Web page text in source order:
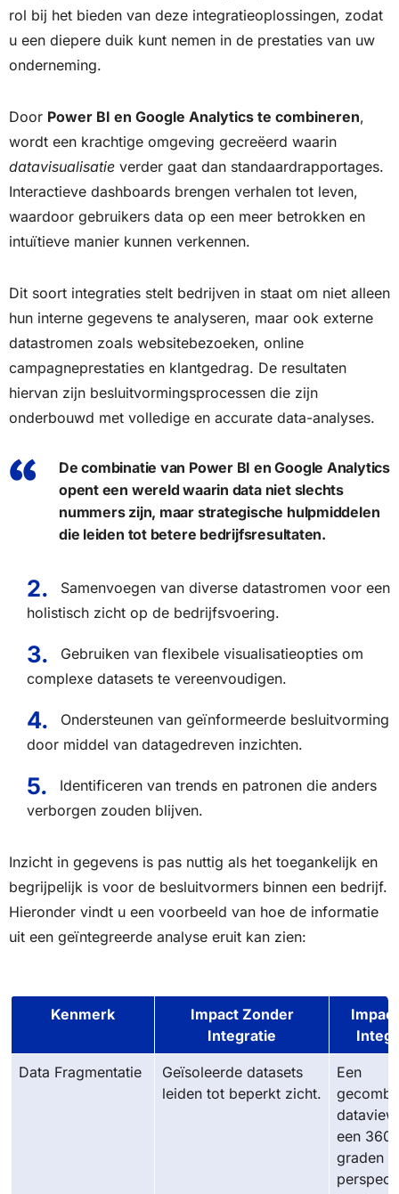
rol bij het bieden van deze integratieoplossingen, zodat
u een diepere duik kunt nemen in de prestaties van uw
onderneming.
Door Power BI en Google Analytics te combineren,
wordt een krachtige omgeving gecreëerd waarin
datavisualisatie verder gaat dan standaardrapportages.
Interactieve dashboards brengen verhalen tot leven,
waardoor gebruikers data op een meer betrokken en
intuïtieve manier kunnen verkennen.
Dit soort integraties stelt bedrijven in staat om niet alleen
hun interne gegevens te analyseren, maar ook externe
datastromen zoals websitebezoeken, online
campagneprestaties en klantgedrag. De resultaten
hiervan zijn besluitvormingsprocessen die zijn
onderbouwd met volledige en accurate data-analyses.
De combinatie van Power BI en Google Analytics
opent een wereld waarin data niet slechts
nummers zijn, maar strategische hulpmiddelen
die leiden tot betere bedrijfsresultaten.
Samenvoegen van diverse datastromen voor een
holistisch zicht op de bedrijfsvoering.
Gebruiken van flexibele visualisatieopties om
complexe datasets te vereenvoudigen.
Ondersteunen van geïnformeerde besluitvorming
door middel van datagedreven inzichten.
Identificeren van trends en patronen die anders
verborgen zouden blijven.
Inzicht in gegevens is pas nuttig als het toegankelijk en
begrijpelijk is voor de besluitvormers binnen een bedrijf.
Hieronder vindt u een voorbeeld van hoe de informatie
uit een geïntegreerde analyse eruit kan zien:
Kenmerk
Impact Zonder
Integratie
Data Fragmentatie
Geïsoleerde datasets
leiden tot beperkt zicht.
Een
een 360-
graden